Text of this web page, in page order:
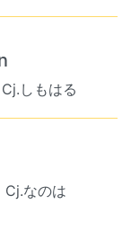
Cj.しもはる
Cj.なのは